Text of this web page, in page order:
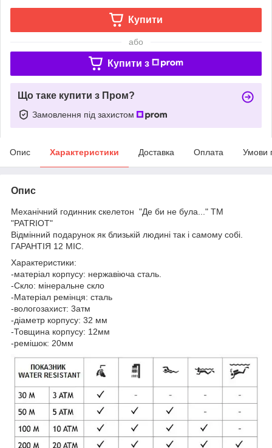
Купити
або
Купити з
Що таке купити з Пром?
Замовлення під захистом
Опис Характеристики Доставка Оплата Умови
Опис
Механічний годинник скелетон "Де би не була..." ТМ
"PATRIOT"
Відмінний подарунок як близькій людині так і самому собі.
ГАРАНТІЯ 12 МІС.
Характеристики:
-матеріал корпусу: нержавіюча сталь.
-Скло: мінеральне скло
-Матеріал ремінця: сталь
-вологозахист: 3атм
-діаметр корпусу: 32 мм
-Товщина корпусу: 12мм
-ремішок: 20мм